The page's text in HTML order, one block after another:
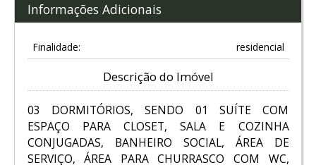
Informações Adicionais
Finalidade: residencial
Descrição do Imóvel
03 DORMITÓRIOS, SENDO 01 SUÍTE COM
ESPAÇO PARA CLOSET, SALA E COZINHA
CONJUGADAS, BANHEIRO SOCIAL, ÁREA DE
SERVIÇO, ÁREA PARA CHURRASCO COM WC,